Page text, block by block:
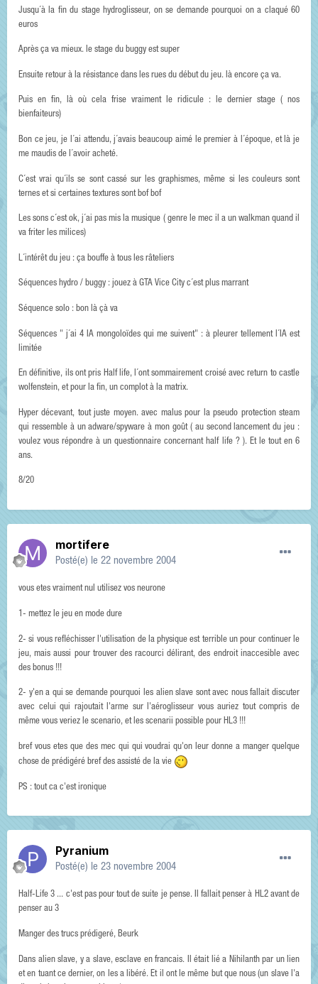
Jusqu´à la fin du stage hydroglisseur, on se demande pourquoi on a claqué 60
euros
Après ça va mieux. le stage du buggy est super
Ensuite retour à la résistance dans les rues du début du jeu. là encore ça va.
Puis en fin, là où cela frise vraiment le ridicule : le dernier stage ( nos
bienfaiteurs)
Bon ce jeu, je l´ai attendu, j´avais beaucoup aimé le premier à l´époque, et là je
me maudis de l´avoir acheté.
C´est vrai qu´ils se sont cassé sur les graphismes, même si les couleurs sont
ternes et si certaines textures sont bof bof
Les sons c´est ok, j´ai pas mis la musique ( genre le mec il a un walkman quand il
va friter les milices)
L´intérêt du jeu : ça bouffe à tous les râteliers
Séquences hydro / buggy : jouez à GTA Vice City c´est plus marrant
Séquence solo : bon là çà va
Séquences " j´ai 4 IA mongoloïdes qui me suivent" : à pleurer tellement l´IA est
limitée
En définitive, ils ont pris Half life, l´ont sommairement croisé avec return to castle
wolfenstein, et pour la fin, un complot à la matrix.
Hyper décevant, tout juste moyen. avec malus pour la pseudo protection steam
qui ressemble à un adware/spyware à mon goût ( au second lancement du jeu :
voulez vous répondre à un questionnaire concernant half life ? ). Et le tout en 6
ans.
8/20
mortifere
Posté(e) le 22 novembre 2004
vous etes vraiment nul utilisez vos neurone
1- mettez le jeu en mode dure
2- si vous refléchisser l'utilisation de la physique est terrible un pour continuer le
jeu, mais aussi pour trouver des racourci délirant, des endroit inaccesible avec
des bonus !!!
2- y'en a qui se demande pourquoi les alien slave sont avec nous fallait discuter
avec celui qui rajoutait l'arme sur l'aéroglisseur vous auriez tout compris de
même vous veriez le scenario, et les scenarii possible pour HL3 !!!
bref vous etes que des mec qui qui voudrai qu'on leur donne a manger quelque
chose de prédigéré bref des assisté de la vie
PS : tout ca c'est ironique
Pyranium
Posté(e) le 23 novembre 2004
Half-Life 3 ... c'est pas pour tout de suite je pense. Il fallait penser à HL2 avant de
penser au 3
Manger des trucs prédigeré, Beurk
Dans alien slave, y a slave, esclave en francais. Il était lié a Nihilanth par un lien
et en tuant ce dernier, on les a libéré. Et il ont le même but que nous (un slave l'a